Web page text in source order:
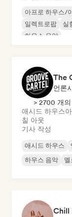
아프로 하우스/
일렉트로팝
실
하우스 음악
The
언론
> 2700 개
애시드 하우스
칠 아웃
기사 작성
애시드 하우스
하우스 음악
Chill